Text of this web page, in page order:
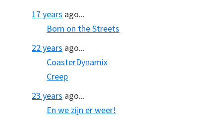
17 years ago...
Born on the Streets
22 years ago...
CoasterDynamix
Creep
23 years ago...
En we zijn er weer!